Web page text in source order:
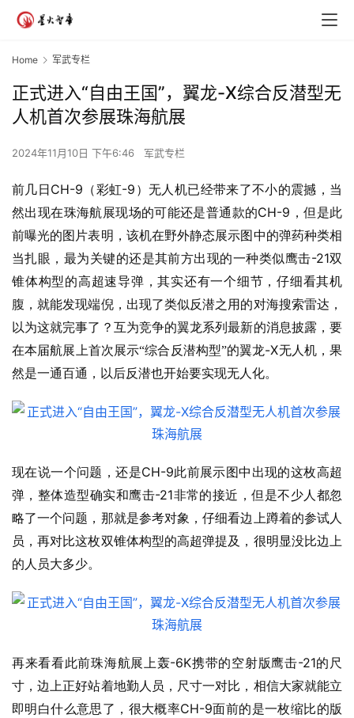
Home 军武专栏
正式进入“自由王国”，翼龙-X综合反潜型无
人机首次参展珠海航展
2024年11月10日 下午6:46 军武专栏
前几日 CH-9 （彩虹-9 ）无人机已经带来了不小的震撼，当
然出现在珠海航展现场的可能还是普通款的CH-9 ，但是此
前曝光的图片表明，该机在野外静态展示图中的弹药种类相
当扎眼，最为关键的还是其前方出现的一种类似鹰击-21双
锥体构型的高超速导弹，其实还有一个细节，仔细看其机
腹，就能发现端倪，出现了类似反潜之用的对海搜索雷达，
以为这就完事了？互为竞争的翼龙系列最新的消息披露，要
在本届航展上首次展示“综合反潜构型”的翼龙-X无人机，果
然是一通百通，以后反潜也开始要实现无人化。
现在说一个问题，还是CH-9此前展示图中出现的这枚高超
弹，整体造型确实和鹰击-21非常的接近，但是不少人都忽
略了一个问题，那就是参考对象，仔细看边上蹲着的参试人
员，再对比这枚双锥体构型的高超弹提及，很明显没比边上
的人员大多少。
再来看看此前珠海航展上轰-6K携带的空射版鹰击-21的尺
寸，边上正好站着地勤人员，尺寸一对比，相信大家就能立
即明白什么意思了，很大概率CH-9面前的是一枚缩比的版